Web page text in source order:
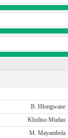
B. Hlongwane
Khuliso Mudau
M. Mayambela